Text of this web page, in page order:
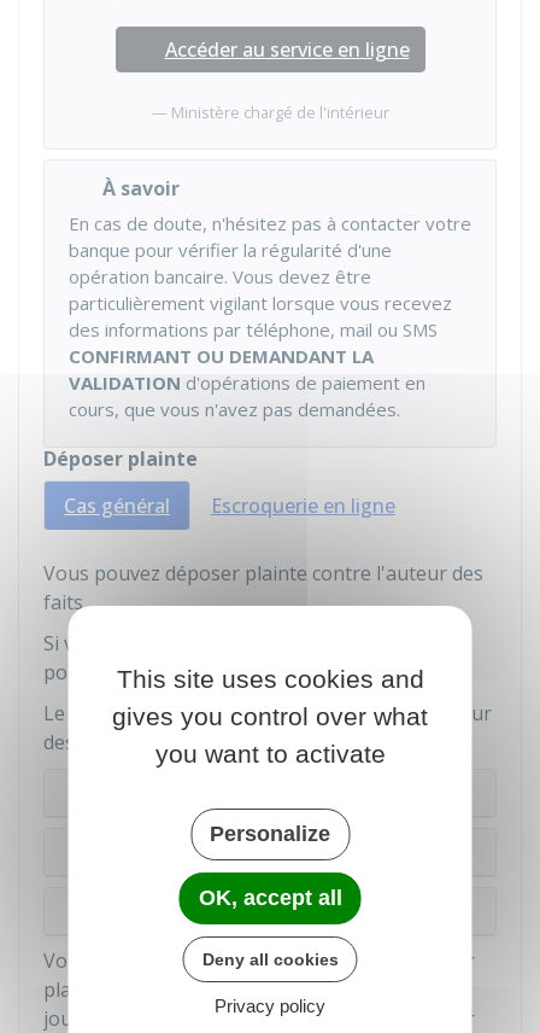
Accéder au service en ligne
Ministère chargé de l'intérieur
À savoir
En cas de doute, n'hésitez pas à contacter votre
banque pour vérifier la régularité d'une
opération bancaire. Vous devez être
particulièrement vigilant lorsque vous recevez
des informations par téléphone, mail ou SMS
CONFIRMANT OU DEMANDANT LA
VALIDATION d'opérations de paiement en
cours, que vous n'avez pas demandées.
Déposer plainte
Cas général
Escroquerie en ligne
Vous pouvez déposer plainte contre l'auteur des
faits.
Si vous ne connaissez pas son identité, vous
pouvez porter plainte contre X.
Le dépôt de plainte peut se faire même si l'auteur
des faits se trouve à l'étranger.
Par courrier
Vous disposez d'un délai de6 ans
pour déposer
plainte. Ce délai commence à courir à partir du
jour où le bien a été remis à l'escroc (ou à partir
This site uses cookies and
gives you control over what
you want to activate
Personalize
OK, accept all
Deny all cookies
Privacy policy